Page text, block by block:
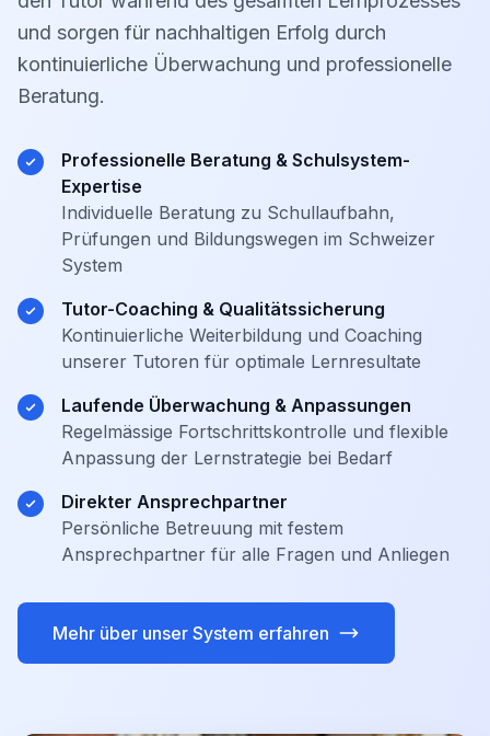
und sorgen für nachhaltigen Erfolg durch
kontinuierliche Überwachung und professionelle
Beratung.
Professionelle Beratung & Schulsystem-
Expertise
Individuelle Beratung zu Schullaufbahn,
Prüfungen und Bildungswegen im Schweizer
System
Tutor-Coaching & Qualitätssicherung
Kontinuierliche Weiterbildung und Coaching
unserer Tutoren für optimale Lernresultate
Laufende Überwachung & Anpassungen
Regelmässige Fortschrittskontrolle und flexible
Anpassung der Lernstrategie bei Bedarf
Direkter Ansprechpartner
Persönliche Betreuung mit festem
Ansprechpartner für alle Fragen und Anliegen
Mehr über unser System erfahren